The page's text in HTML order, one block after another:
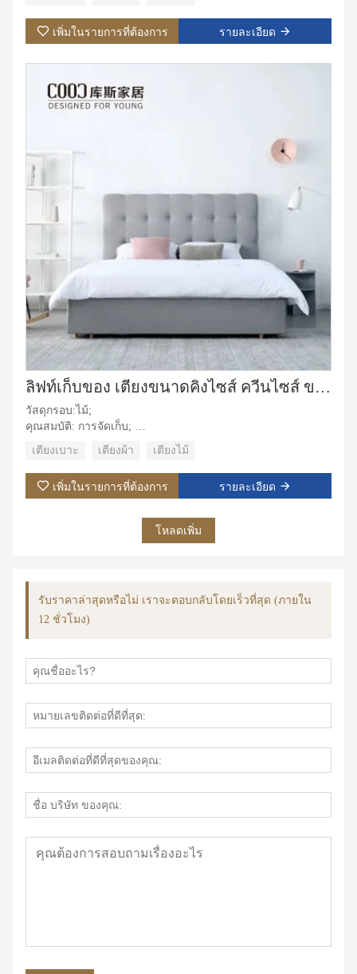
การใช้งานเฉพาะ: วิลล่า, อพาร์ตเมนต์, ห้องชุดโรงแรม, ห้อง
มาสเตอร์เพิ่มในรายการที่ต้องการ รายละเอียด
ลิฟท์เก็บของ เตียงขนาดคิงไซส์ ควีนไซส์ ขนาดเต็ม ผ้าหุ้มหนัง เตียงคู่
วัสดุกรอบ:ไม้;
คุณสมบัติ: การจัดเก็บ;
วัสดุหุ้มเบาะ:ผ้า;
การใช้งานเฉพาะ: วิลล่า, อพาร์ตเมนต์, ห้องชุดโรงแรม, ห้อง
มาสเตอร์
เตียงเบาะ เตียงผ้า เตียงไม้
เพิ่มในรายการที่ต้องการ รายละเอียด
โหลดเพิ่ม
รับราคาล่าสุดหรือไม่ เราจะตอบกลับโดยเร็วที่สุด (ภายใน
12 ชั่วโมง)